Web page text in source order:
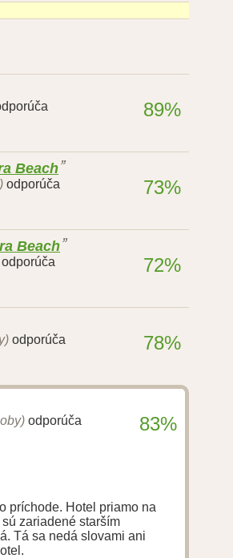
89%
Beach
odporúča 73%
Beach
odporúča 72%
odporúča 78%
odporúča 83%
príchode. Hotel priamo na
zariadené starším
Tá sa nedá slovami ani